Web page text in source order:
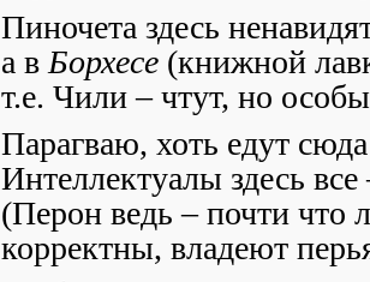
Пиночета здесь
а в Борхесе (книжной
т.е. Чили – чтут, но
Парагваю, хоть едут
Интеллектуалы здесь
(Перон ведь – почти что
корректны, владеют